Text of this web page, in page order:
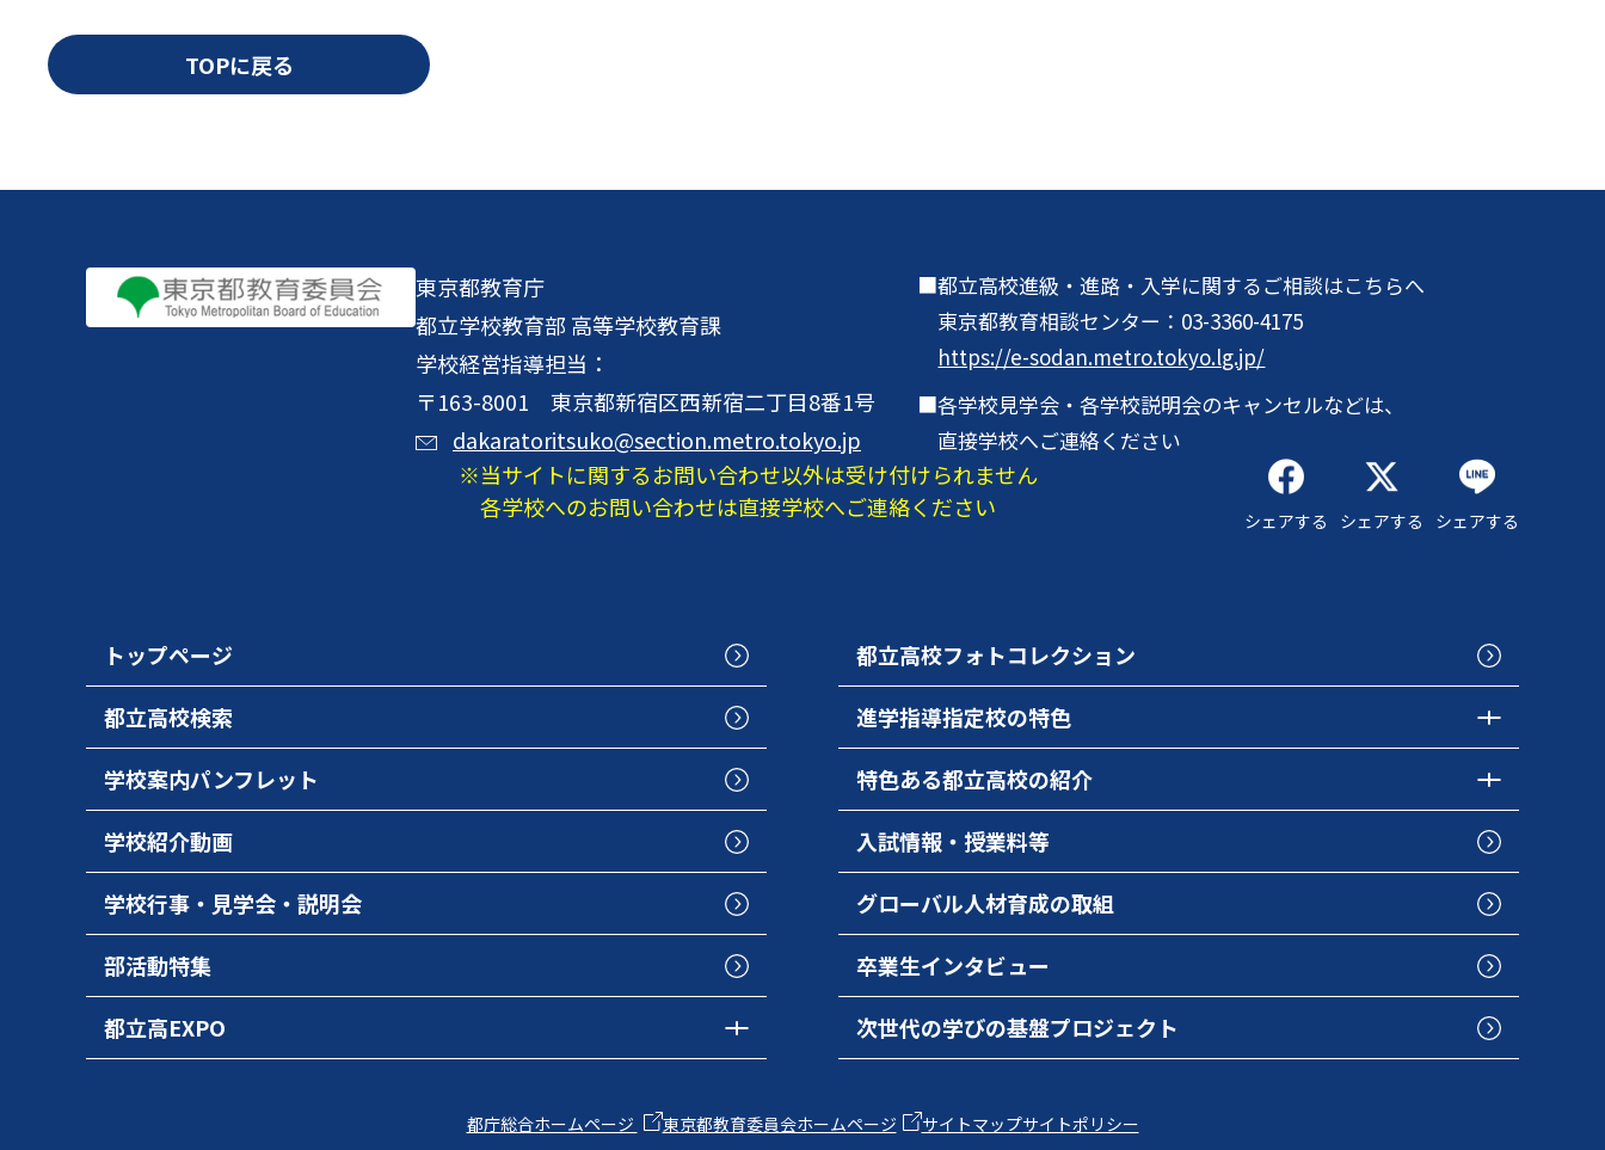
TOPに戻る
東京都教育庁
都立学校教育部 高等学校教育課
学校経営指導担当：
〒163-8001 東京都新宿区西新宿二丁目8番1号
dakaratoritsuko@section.metro.tokyo.jp
都立高校進級・進路・入学に関するご相談はこちらへ
東京都教育相談センター： 03-3360-4175
https://e-sodan.metro.tokyo.lg.jp/
各学校見学会・各学校説明会のキャンセルなどは、
直接学校へご連絡ください
当サイトに関するお問い合わせ以外は受け付けられません
各学校へのお問い合わせは直接学校へご連絡ください
シェアする シェアする シェアする
トップページ
都立高校検索
学校案内パンフレット
学校紹介動画
学校行事・見学会・説明会
部活動特集
都立高EXPO
都立高校フォトコレクション
進学指導指定校の特色
特色ある都立高校の紹介
入試情報・授業料等
グローバル人材育成の取組
卒業生インタビュー
次世代の学びの基盤プロジェクト
都庁総合ホームページ 東京都教育委員会ホームページ サイトマップサイトポリシー